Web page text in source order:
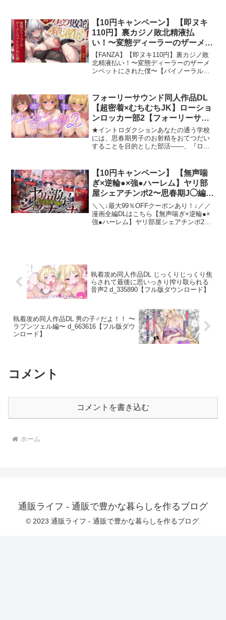
後の物語。マゾを隠して魔王を討伐した
勇者は、今度は辺境の領主に任じられ
た。そこではかつての従者だったシーラ
が、勇者との約束を果たそうとしてい
た。領主代理として街を発展させる傍ら
で、勇者がマゾ欲を満たせるスローライ
フを送れるように、こっそりと人を集め
ていたのだった――。◆ 内容紹介 ◆かつ
る短編RPGです。あなたは歴代最強の勇
者ですが、マゾを隠す日々に辟易してい
ました。そして魔王を倒してお役御免に
なり、辺境でスローライフを送ることに
しました。そこではかつての従者だった
シーラが、あなたのために快適搾精マゾ
ライフを提供してくれる街をつくりあげ
ていました。そんなわけで、イチャラブ
シーンで、各ヒロインごとに複数シーン
あります。メインヒロインであるシーラ
だけは6シーンあり、全て搾精モノです。
1度見たシーンは回想部屋に登録され、回
想部屋からいつでも見れます。簡単に回
想全開放が可能で、回想部屋に全開放ス
イッチがあります。CTRLでシナリオスキ
フトな搾精を詰め込みました！逆転なし
の女性上位の搾精をされつつも、優しさ
と甘さを感じられるイチャラブ感、また
あなたを搾精したくてたまらない仲間達
への愛が溢れるイチャイチャラブラブ
の、ゆるーく幸せ全開な、ソフトなM向
け搾精を存分にお楽しみください。ま
た、セックスは全てのシーンがこだわり
の下着ずらしハメになっております。◆
【10円キャンペーン】 【即ヌキ
110円】裏カジノ敗北精液払
い！〜変態ディーラーのザーメン
ペットにされた僕〜【バイノーラ
ル】 d_453014【同人漫画フル版
ダウンロード】
【FANZA】【即ヌキ110円】裏カジノ敗
北精液払い！〜変態ディーラーのザーメ
ンペットにされた僕〜【バイノーラル】
北精液払い！〜変態ディー…
フォーリーサウンド同人作品DL
【超密着×むちむちJK】ローショ
ンロッカー部2【フォーリーサウ
ンド】 d_675810【フル版ダウン
ロード】
★イントロダクションあなたの通う学校
には、思春期男子のお射精をおてつだい
することを目的とした部活――、『ロー
にしたJKが待っていて、入ってきた男子
生徒のおちんちんを、優しく抜き抜きし
てくれます（はーと）恥ずかしがりやな
後輩、ツンデレからかいギャル、母性た
っぷりな先輩――、あなたは、どのロッ
カーに入りますか？ストーリーの直接的
な繋がりはございませんので、前作を聴
いていない方でも安心してお楽しみいた
きたっぷりで、お耳が幸せ♪べろちゅー＆
おまんこし放題♪前作に引き続き、本作も
もちろん……、効果音は完全録り下ろし
ゅさせてくれるヒロイン紹介♪〇花畑かな
で CV:逢坂成美○年？組。初々しい、恥ず
かしがり屋な後輩♪熱心な部活勧誘を断れ
ず（断る理由が無かったのもあ
る……）、入部。男子と至近距離で顔を
レからかい系ギャル♪なんとなしに所属し
ていて、内心居心地も悪くないので、入
部して2年目。からかうような口調が目立
つものの、押しには弱く、すぐにデレ
かく甘やかしてくれて、バブみに包まれ
ながらお射精させてくれる。「後輩くん
はそのまま、ゆっくりしていてください
（はーと） 甘えるみたいに、私に体を預
【10円キャンペーン】 【無声喘
ぎ×逆輪●×強●ハーレム】ヤリ部
屋シェアチンポ2〜思春期J◯編〜
【数珠繋ぎ】 d_723035【同人漫
画フル版ダウンロード】
＼＼↓最大99％OFFクーポンあり！↓／／
漫画全編DLはこちら【無声喘ぎ×逆輪●×
強●ハーレム】ヤリ部屋シェアチンポ2〜
執着攻め同人作品DL じっくりじっくり焦
らされて最後に思いっきり搾り取られる
音声2 d_335890【フル版ダウンロード】
執着攻め同人作品DL 男の子♂だよ！！ 〜
ラプンツェル編〜 d_663616【フル版ダウ
ンロード】
コメント
コメントを書き込む
ホーム
通販ライフ - 通販で豊かな暮らしを作るブログ
© 2023 通販ライフ - 通販で豊かな暮らしを作るブログ.